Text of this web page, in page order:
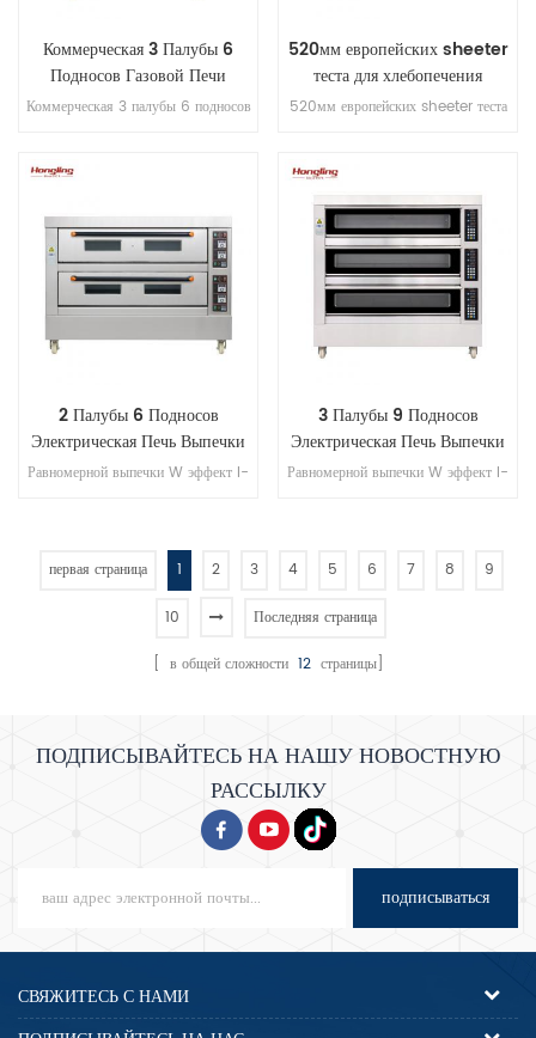
Коммерческая 3 Палубы 6
Подносов Газовой Печи
Коммерческая 3 палубы 6 подносов
более однородным и лучше выпечки
520мм европейских sheeter
теста для хлебопечения
520мм европейских sheeter теста
2 Палубы 6 Подносов
Электрическая Печь Выпечки
С Защита От Утечки
Равномерной выпечки W эффект I-
3 Палубы 9 Подносов
Электрическая Печь Выпечки
С Защита От Утечки
Равномерной выпечки W эффект I-
первая страница
1 2 3 4 5 6 7 8 9
10 Последняя страница
[ в общей сложности 12страницы]
ПОДПИСЫВАЙТЕСЬ НА НАШУ НОВОСТНУЮ
РАССЫЛКУ
подписываться
СВЯЖИТЕСЬ С НАМИ